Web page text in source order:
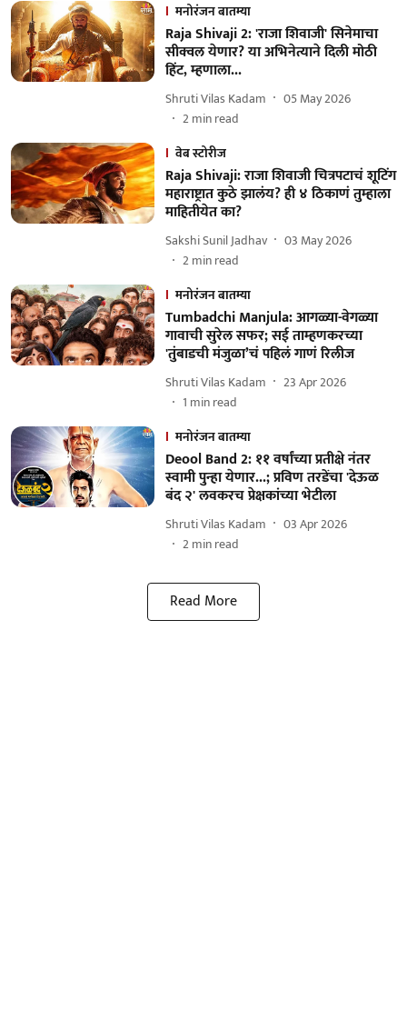
मनोरंजन बातम्या
Raja Shivaji 2: 'राजा शिवाजी' सिनेमाचा
सीक्वल येणार? या अभिनेत्याने दिली मोठी
हिंट, म्हणाला...
Shruti Vilas Kadam
05 May 2026
2min read
वेब स्टोरीज
Raja Shivaji: राजा शिवाजी चित्रपटाचं शूटिंग
महाराष्ट्रात कुठे झालंय? ही ४ ठिकाणं तुम्हाला
माहितीयेत का?
Sakshi Sunil Jadhav
03 May 2026
2min read
मनोरंजन बातम्या
Tumbadchi Manjula: आगळ्या-वेगळ्या
गावाची सुरेल सफर; सई ताम्हणकरच्या
'तुंबाडची मंजुळा’चं पहिलं गाणं रिलीज
Shruti Vilas Kadam
23 Apr 2026
1 min read
मनोरंजन बातम्या
Deool Band 2: ११ वर्षांच्या प्रतीक्षे नंतर
स्वामी पुन्हा येणार...; प्रविण तरडेंचा 'देऊळ
बंद २' लवकरच प्रेक्षकांच्या भेटीला
Shruti Vilas Kadam
03 Apr 2026
2min read
Read More